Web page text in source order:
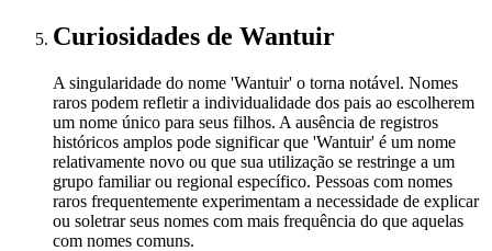
Curiosidades de Wantuir
A singularidade do nome 'Wantuir' o torna notável. Nomes
raros podem refletir a individualidade dos pais ao escolherem
um nome único para seus filhos. A ausência de registros
históricos amplos pode significar que 'Wantuir' é um nome
relativamente novo ou que sua utilização se restringe a um
grupo familiar ou regional específico. Pessoas com nomes
raros frequentemente experimentam a necessidade de explicar
ou soletrar seus nomes com mais frequência do que aquelas
com nomes comuns.